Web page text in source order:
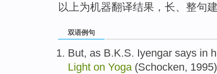
以上为机器翻译结果，长、整句
双语例句
But, as B.K.S. Iyengar says in
Light on Yoga(Schocken,